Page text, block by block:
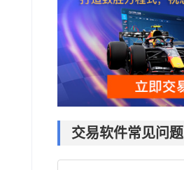
交易软件常见问题